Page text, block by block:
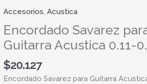
Accesorios ,Acustica
Encordado Savarez
Guitarra Acustica 0.11-
$20.127
Encordado Savarez para Guitarra
Encordado
Savarez
para
Guitarra
Acustica
0.11-